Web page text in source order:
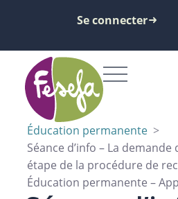
Se connecter
Éducation permanente >
Séance d’info – La
étape de la procédure de
Éducation permanente –